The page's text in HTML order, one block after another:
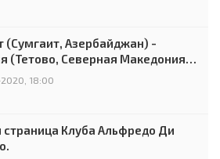
(Сумгаит, Азербайджан) -
(Тетово, Северная Македония) -
18:00
страница Клуба Альфредо Ди